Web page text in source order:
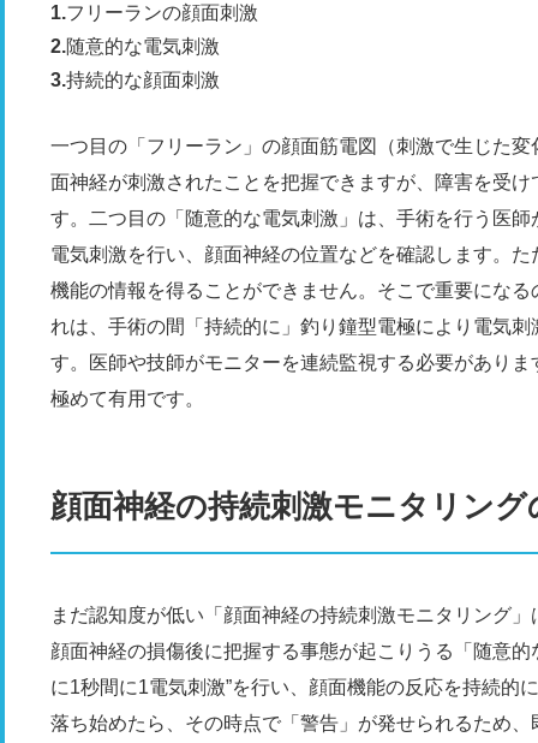
フリーランの顔面刺激
随意的な電気刺激
持続的な顔面刺激
一つ目の「フリーラン」の顔面筋電図（刺激で生じた
面神経が刺激されたことを把握できますが、障害を受
す。二つ目の「随意的な電気刺激」は、手術を行う医
電気刺激を行い、顔面神経の位置などを確認します。
機能の情報を得ることができません。そこで重要にな
れは、手術の間「持続的に」釣り鐘型電極により電気
す。医師や技師がモニターを連続監視する必要があり
極めて有用です。
顔面神経の持続刺激モニタリング
まだ認知度が低い「顔面神経の持続刺激モニタリング
顔面神経の損傷後に把握する事態が起こりうる「随意
に1秒間に1電気刺激”を行い、顔面機能の反応を持続的
落ち始めたら、その時点で「警告」が発せられるため